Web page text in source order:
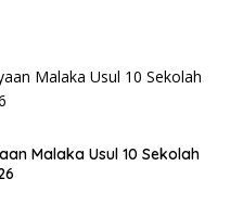
Malaka Usul 10 Sekolah